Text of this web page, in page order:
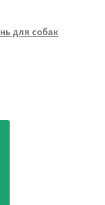
для собак